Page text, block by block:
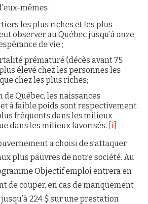
mêmes :
les plus riches et les plus
observer au Québec jusqu’à onze
de vie ;
prématuré (décès avant 75
élevé chez les personnes les
chez les plus riches;
de Québec, les naissances
à faible poids sont respectivement
fréquents dans les milieux
dans les milieux favorisés. [i]
a choisi de s’attaquer
plus pauvres de notre société. Au
Objectif emploi entrera en
de couper, en cas de manquement
224 $ sur une prestation